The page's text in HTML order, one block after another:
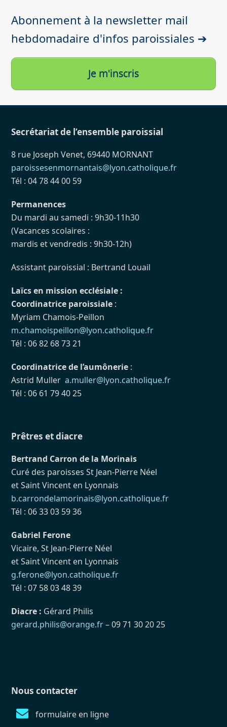
Abonnement à la newsletter mail
hebdomadaire d'infos paroissiales ➔
Je m'inscris
Secrétariat de l’ensemble paroissial
8 rue Joseph Venet, 69440 MORNANT
paroissesenmornantais@lyon.catholique.fr
Tél : 04 78 44 00 59
Permanences
Du mardi au samedi : 9h30-11h30
(Vacances scolaires :
mardis et vendredis : 9h30-12h)
Assistant paroissial : Bertrand Louail
Laïcs en mission ecclésiale :
Coordinatrice paroissiale :
Myriam Chamois-Peillon
m.chamoispeillon@lyon.catholique.fr
Tél : 06 82 68 73 21
Coordinatrice de l’aumônerie :
Astrid Mullera.muller@lyon.catholique.fr
Tél : 06 61 79 40 25
Prêtres et diacre
Bertrand Carron de la Morinais
Curé des paroisses St Jean-Pierre Néel
et Saint Vincent en Lyonnais
b.carrondelamorinais@lyon.catholique.fr
Tél : 06 33 03 59 36
Gabriel Ferone
Vicaire, St Jean-Pierre Néel
et Saint Vincent en Lyonnais
g.ferone@lyon.catholique.fr
Tél : 07 58 03 48 39
Diacre : Gérard Philis
gerard.philis@orange.fr– 09 71 30 20 25
Nous contacter
formulaire en ligne